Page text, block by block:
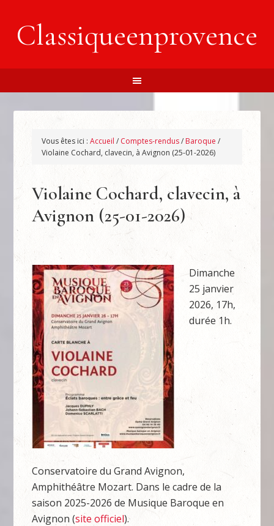
Classiqueenprovence
Vous êtes ici :Accueil / Comptes-rendus/ Baroque /
Violaine Cochard, clavecin, à Avignon (25-01-2026)
Violaine Cochard, clavecin, à
Avignon (25-01-2026)
Dimanche
25 janvier
2026, 17h,
durée 1h.
Conservatoire du Grand Avignon,
Amphithéâtre Mozart. Dans le cadre de la
saison 2025-2026 de Musique Baroque en
Avignon (site officiel).